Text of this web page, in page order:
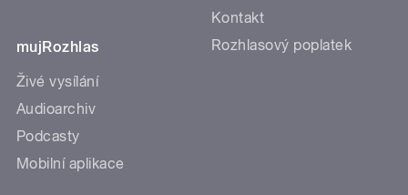
mujRozhlas
Živé vysílání
Audioarchiv
Podcasty
Mobilní aplikace
Kontakt
Rozhlasový poplatek